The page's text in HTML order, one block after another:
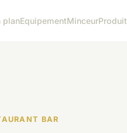
planEquipementMinceurProduit
BAR